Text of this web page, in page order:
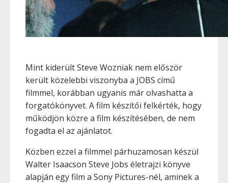
Mint kiderült Steve Wozniak nem először
került közelebbi viszonyba a JOBS című
filmmel, korábban ugyanis már olvashatta a
forgatókönyvet. A film készítői felkérték, hogy
működjön közre a film készítésében, de nem
fogadta el az ajánlatot.
Közben ezzel a filmmel párhuzamosan készül
Walter Isaacson Steve Jobs életrajzi könyve
alapján egy film a Sony Pictures-nél, aminek a